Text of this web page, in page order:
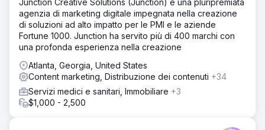
agenzia di marketing digitale impegnata nella creazione
di soluzioni ad alto impatto per le PMI e le aziende
Fortune 1000. Junction ha servito più di 400 marchi con
una profonda esperienza nella creazione
Atlanta, Georgia, United States
Content marketing, Distribuzione dei contenuti +34
Servizi medici e sanitari, Immobiliare +3
$1,000 - 2,500